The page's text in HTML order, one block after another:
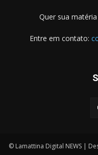
Quer sua
Entre em contato:
© Lamattina Digital NEWS |